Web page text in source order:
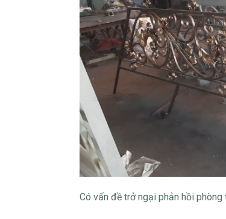
Có vấn đề trở ngại phản hồi phòng